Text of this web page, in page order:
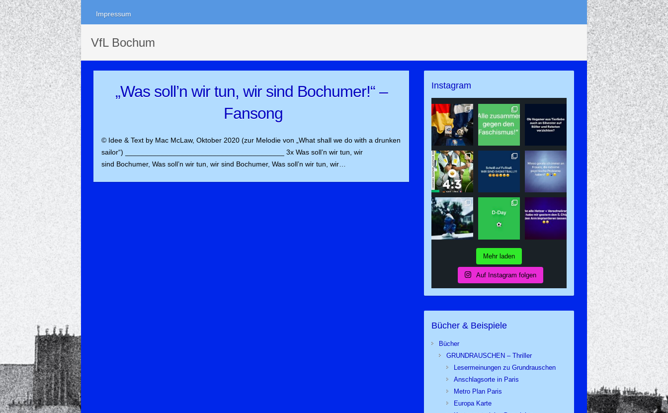
Impressum
VfL Bochum
„Was soll’n wir tun, wir sind Bochumer!“ –
Fansong
© Idee & Text by Mac McLaw, Oktober 2020 (zur Melodie von „What shall we do with a drunken
sailor“) ________________________________________ 3x Was soll’n wir tun, wir
sind Bochumer, Was soll’n wir tun, wir sind Bochumer, Was soll’n wir tun, wir…
Instagram
Mehr laden
Auf Instagram folgen
Bücher & Beispiele
Bücher
GRUNDRAUSCHEN – Thriller
Lesermeinungen zu Grundrauschen
Anschlagsorte in Paris
Metro Plan Paris
Europa Karte